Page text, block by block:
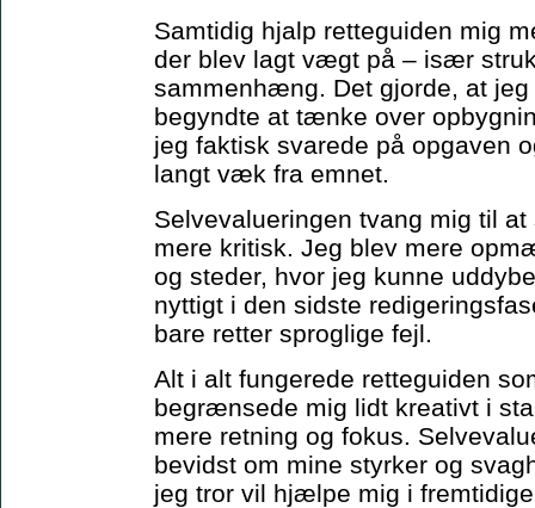
Samtidig hjalp retteguiden mig
der blev lagt vægt på – især
sammenhæng. Det gjorde, at
begyndte at tænke over
jeg faktisk svarede på opgaven
langt væk fra emnet.
Selvevalueringen tvang mig til
mere kritisk. Jeg blev mere
og steder, hvor jeg kunne
nyttigt i den sidste
bare retter sproglige fejl.
Alt i alt fungerede retteguiden
begrænsede mig lidt kreativt i
mere retning og fokus.
bevidst om mine styrker og
jeg tror vil hjælpe mig i